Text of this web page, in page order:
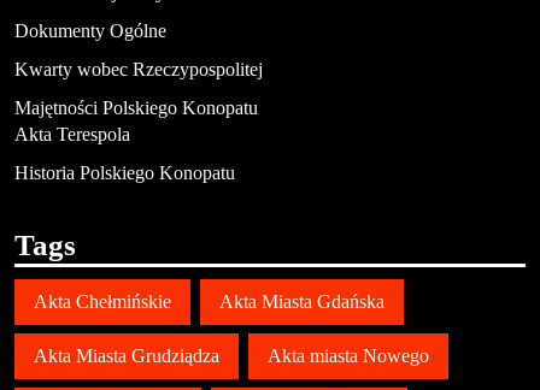
Dokumenty Ogólne
Kwarty wobec Rzeczypospolitej
Majętności Polskiego Konopatu
Akta Terespola
Historia Polskiego Konopatu
Tags
Akta Chełmińskie Akta Miasta Gdańska
Akta Miasta Grudziądza Akta miasta Nowego